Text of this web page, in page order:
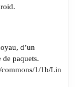
d’un
de paquets.
1/1b/Lin